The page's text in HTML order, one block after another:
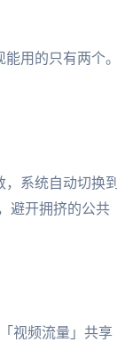
用的只有两个。
系统自动切换到
避开拥挤的公共
视频流量」共享